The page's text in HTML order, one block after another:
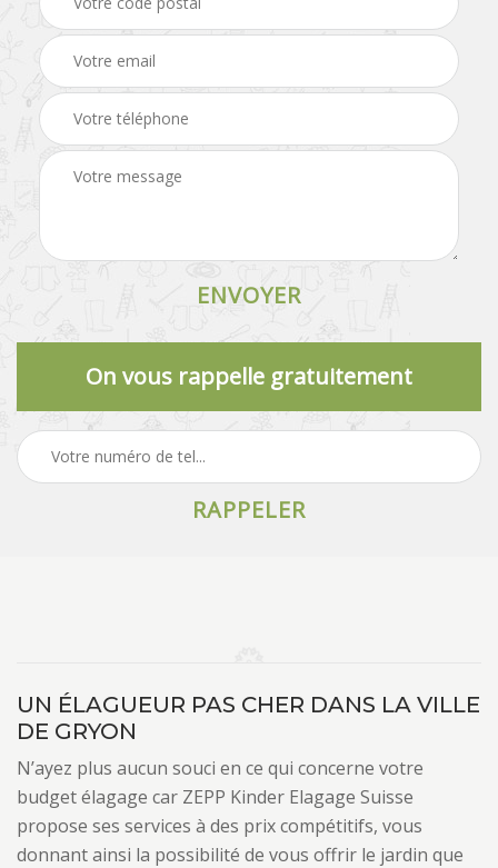
On vous rappelle gratuitement
UN ÉLAGUEUR PAS CHER DANS LA VILLE
DE GRYON
N’ayez plus aucun souci en ce qui concerne votre
budget élagage car ZEPP Kinder Elagage Suisse
propose ses services à des prix compétitifs, vous
donnant ainsi la possibilité de vous offrir le jardin que